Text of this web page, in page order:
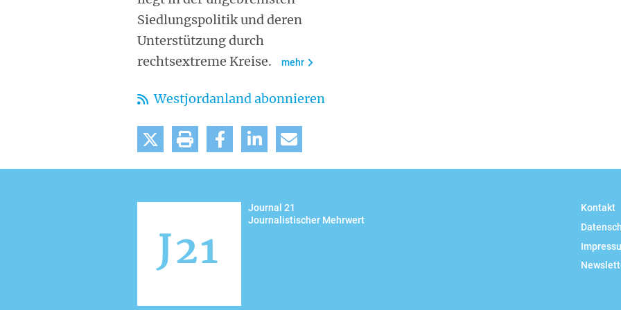
Siedlungspolitik und deren
Unterstützung durch
rechtsextreme Kreise.
mehr
Westjordanland abonnieren
tweet drucken teilen mitteilen
Journal 21
Journalistischer Mehrwert
Kontakt